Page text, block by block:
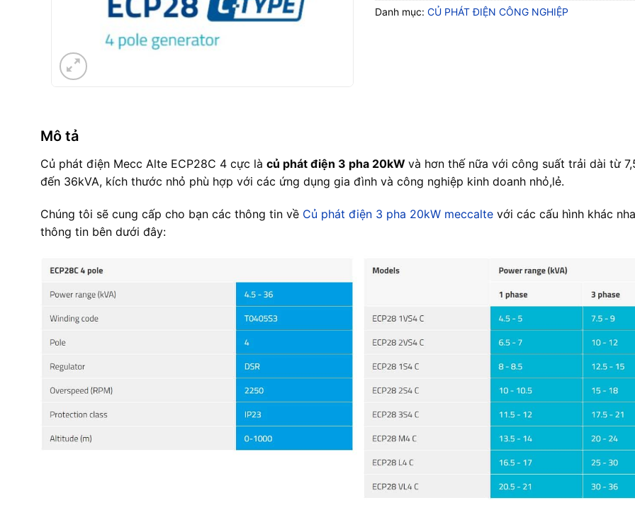
Danh mục: CỦ PHÁT ĐIỆN CÔNG NGHIỆP
Mô tả
Củ phát điện Mecc Alte ECP28C 4 cực là củ phát điện 3 pha 20kW và hơn thế nữa với công suất trải dài từ
đến 36kVA, kích thước nhỏ phù hợp với các ứng dụng gia đình và công nghiệp kinh doanh nhỏ,lẻ.
Chúng tôi sẽ cung cấp cho bạn các thông tin về Củ phát điện 3 pha 20kW meccalte với các cấu hình khác
thông tin bên dưới đây: